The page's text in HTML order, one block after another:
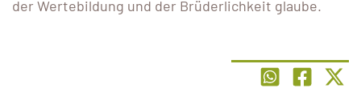
der Wertebildung und der Brüderlichkeit glaube.